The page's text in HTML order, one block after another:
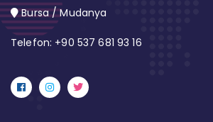
Bursa / Mudanya
Telefon: +90 537 681 93 16